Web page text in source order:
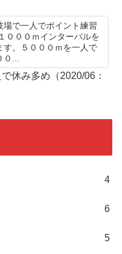
で一人でポイント練習
０００ｍインターバルを
す。５０００ｍを一人で
０...
休み多め（2020/06：
4
6
5